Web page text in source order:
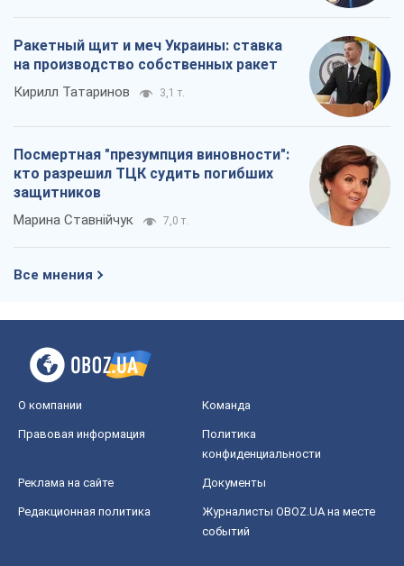
Ракетный щит и меч Украины: ставка
на производство собственных ракет
Кирилл Татаринов 3,1 т.
Посмертная "презумпция виновности":
кто разрешил ТЦК судить погибших
защитников
Марина Ставнійчук 7,0 т.
Все мнения
О компании Команда
Правовая информация
Политика
конфиденциальности
Реклама на сайте Документы
Редакционная политика
Журналисты OBOZ.UA на месте
событий